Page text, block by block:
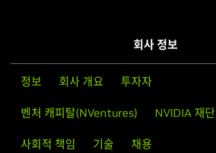
회사 정보
정보 회사 개요 투자자
벤처 캐피탈(NVentures) NVIDIA 재단
사회적 책임 기술 채용